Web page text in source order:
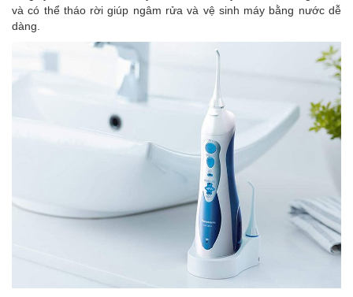
và có thể tháo rời giúp ngâm rửa và vệ sinh máy bằng nước dễ
dàng.